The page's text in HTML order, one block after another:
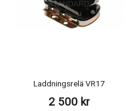
Laddningsrelä VR17
2 500 kr